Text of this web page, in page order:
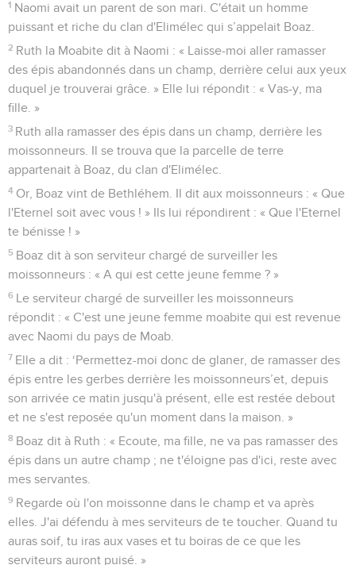
1 Naomi avait un parent de son mari. C'était un homme
puissant et riche du clan d'Elimélec qui s’appelait Boaz.
2 Ruth la Moabite dit à Naomi : « Laisse-moi aller ramasser
des épis abandonnés dans un champ, derrière celui aux yeux
duquel je trouverai grâce. » Elle lui répondit : « Vas-y, ma
fille. »
3 Ruth alla ramasser des épis dans un champ, derrière les
moissonneurs. Il se trouva que la parcelle de terre
appartenait à Boaz, du clan d'Elimélec.
4 Or, Boaz vint de Bethléhem. Il dit aux moissonneurs : « Que
l'Eternel soit avec vous ! » Ils lui répondirent : « Que l'Eternel
te bénisse ! »
5 Boaz dit à son serviteur chargé de surveiller les
moissonneurs : « A qui est cette jeune femme ? »
6 Le serviteur chargé de surveiller les moissonneurs
répondit : « C'est une jeune femme moabite qui est revenue
avec Naomi du pays de Moab.
7 Elle a dit : ‘Permettez-moi donc de glaner, de ramasser des
épis entre les gerbes derrière les moissonneurs’et, depuis
son arrivée ce matin jusqu'à présent, elle est restée debout
et ne s'est reposée qu'un moment dans la maison. »
8 Boaz dit à Ruth : « Ecoute, ma fille, ne va pas ramasser des
épis dans un autre champ ; ne t'éloigne pas d'ici, reste avec
mes servantes.
9 Regarde où l'on moissonne dans le champ et va après
elles. J'ai défendu à mes serviteurs de te toucher. Quand tu
auras soif, tu iras aux vases et tu boiras de ce que les
serviteurs auront puisé. »